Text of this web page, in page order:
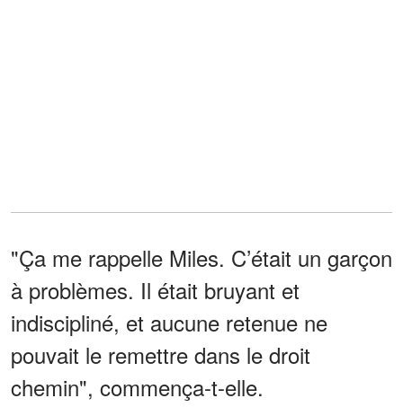
"Ça me rappelle Miles. C’était un garçon
à problèmes. Il était bruyant et
indiscipliné, et aucune retenue ne
pouvait le remettre dans le droit
chemin", commença-t-elle.